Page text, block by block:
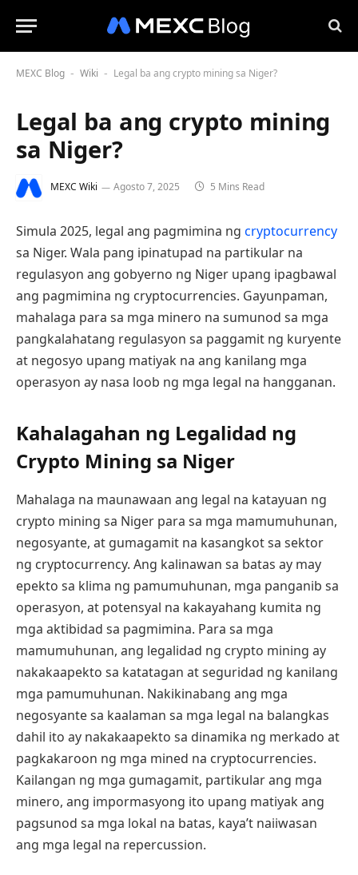
MEXC Blog - Wiki - Legal ba ang crypto mining sa Niger?
Legal ba ang crypto mining
sa Niger?
MEXC Wiki Agosto 7, 2025 5 Mins Read
Simula 2025, legal ang pagmimina ng cryptocurrency
sa Niger. Wala pang ipinatupad na partikular na
regulasyon ang gobyerno ng Niger upang ipagbawal
ang pagmimina ng cryptocurrencies. Gayunpaman,
mahalaga para sa mga minero na sumunod sa mga
pangkalahatang regulasyon sa paggamit ng kuryente
at negosyo upang matiyak na ang kanilang mga
operasyon ay nasa loob ng mga legal na hangganan.
Kahalagahan ng Legalidad ng
Crypto Mining sa Niger
Mahalaga na maunawaan ang legal na katayuan ng
crypto mining sa Niger para sa mga mamumuhunan,
negosyante, at gumagamit na kasangkot sa sektor
ng cryptocurrency. Ang kalinawan sa batas ay may
epekto sa klima ng pamumuhunan, mga panganib sa
operasyon, at potensyal na kakayahang kumita ng
mga aktibidad sa pagmimina. Para sa mga
mamumuhunan, ang legalidad ng crypto mining ay
nakakaapekto sa katatagan at seguridad ng kanilang
mga pamumuhunan. Nakikinabang ang mga
negosyante sa kaalaman sa mga legal na balangkas
dahil ito ay nakakaapekto sa dinamika ng merkado at
pagkakaroon ng mga mined na cryptocurrencies.
Kailangan ng mga gumagamit, partikular ang mga
minero, ang impormasyong ito upang matiyak ang
pagsunod sa mga lokal na batas, kaya’t naiiwasan
ang mga legal na repercussion.